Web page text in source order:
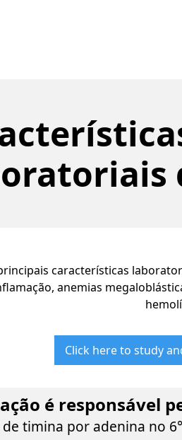
características
anemias
Click here to study
é responsável
timina por adenina no